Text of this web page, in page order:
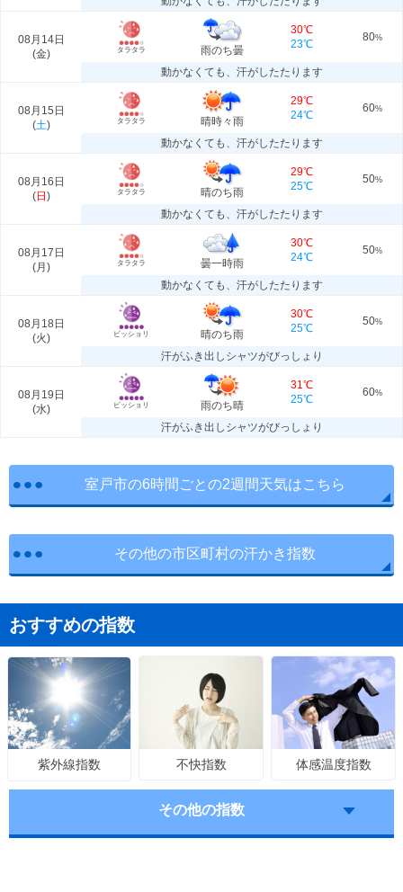
08月14日
(金) タラタラ 雨のち曇
30℃
23℃
80%
動かなくても、汗がしたたります
08月15日
(土) タラタラ 晴時々雨
29℃
24℃
60%
動かなくても、汗がしたたります
08月16日
(日 ) タラタラ 晴のち雨
29℃
25℃
50%
動かなくても、汗がしたたります
08月17日
(月 ) タラタラ 曇一時雨
30℃
24℃
50%
動かなくても、汗がしたたります
08月18日
(火) ビッショリ 晴のち雨
30℃
25℃
50%
汗がふき出しシャツがびっしょり
08月19日
(水) ビッショリ 雨のち晴
31℃
25℃
60%
汗がふき出しシャツがびっしょり
室戸市の6時間ごとの2週間天気はこちら
その他の市区町村の汗かき指数
おすすめの指数
紫外線指数 不快指数 体感温度指数
その他の指数